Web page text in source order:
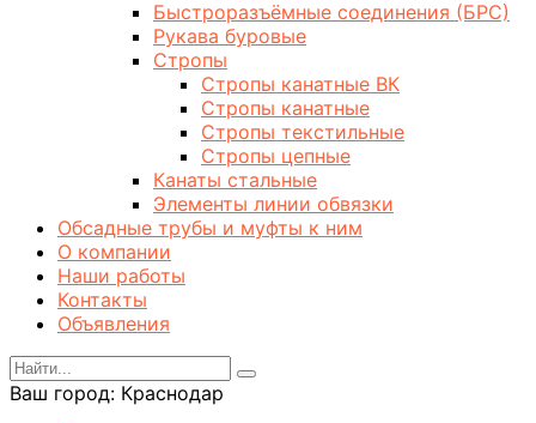
Быстроразъёмные соединения (БРС)
Рукава буровые
Стропы
Стропы канатные ВК
Стропы канатные
Стропы текстильные
Стропы цепные
Канаты стальные
Элементы линии обвязки
Обсадные трубы и муфты к ним
О компании
Наши работы
Контакты
Объявления
Ваш город: Краснодар